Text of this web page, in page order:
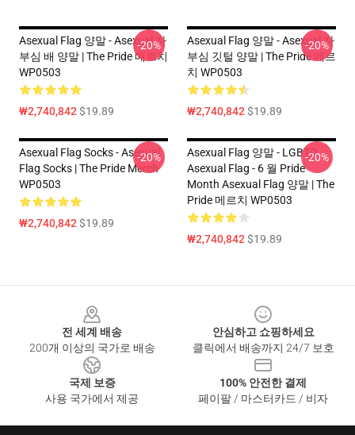
Asexual Flag 양말 - Asexual 자
부심 배 양말 | The Pride 메르치
WP0503
₩2,740,842$19.89
-20%
Asexual Flag 양말 - Asexual 자
부심 깃털 양말 | The Pride 메르
치 WP0503
₩2,740,842$19.89
-20%
Asexual Flag Socks - Asexual
Flag Socks | The Pride Merch
WP0503
₩2,740,842$19.89
-20%
Asexual Flag 양말 - LGBTQ
Asexual Flag - 6 월 Pride
Month Asexual Flag 양말 | The
Pride 메르치 WP0503
₩2,740,842$19.89
-20%
전 세계 배송
200개 이상의 국가로 배송
안심하고 쇼핑하세요
클릭에서 배송까지 24/7 보호
국제 보증
사용 국가에서 제공
100% 안전한 결제
페이팔 / 마스터카드 / 비자